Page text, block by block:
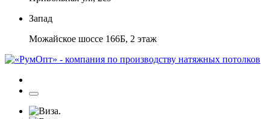
Запад
Можайское шоссе 166Б, 2 этаж